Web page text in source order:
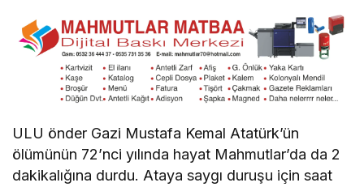
ULU önder Gazi Mustafa Kemal Atatürk’ün
ölümünün 72’nci yılında hayat Mahmutlar’da da 2
dakikalığına durdu. Ataya saygı duruşu için saat